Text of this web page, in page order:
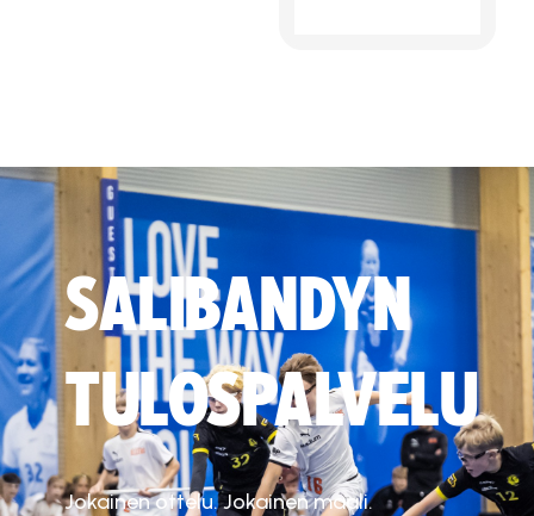
SALIBANDYN
TULOSPALVELU
Jokainen ottelu. Jokainen maali.